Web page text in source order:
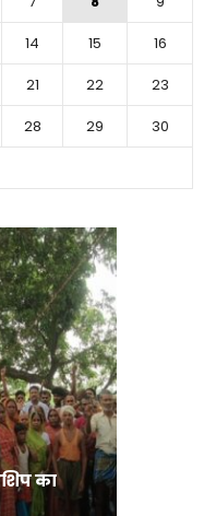
14 15
16
21 22
23
28 29
30
का